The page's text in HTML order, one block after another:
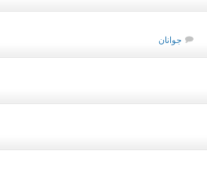
جوانان